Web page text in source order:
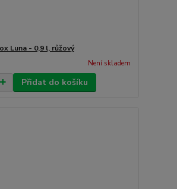
Luna - 0,9 l, růžový
Není skladem
Přidat do košíku